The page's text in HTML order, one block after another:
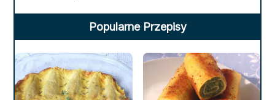
Popularne Przepisy